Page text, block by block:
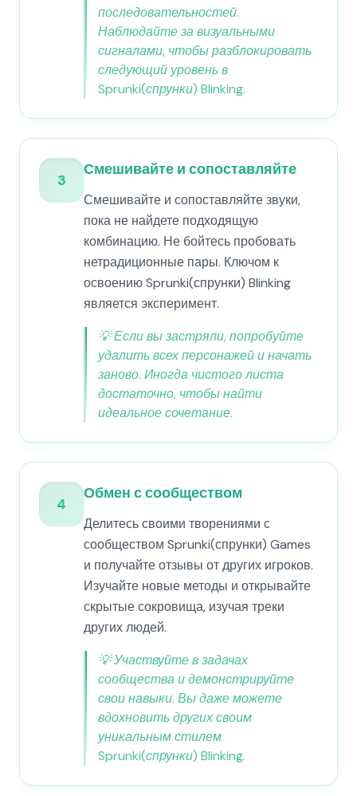
последовательностей.
Наблюдайте за визуальными
сигналами, чтобы разблокировать
следующий уровень в
Sprunki(спрунки) Blinking.
3
Смешивайте и сопоставляйте
Смешивайте и сопоставляйте звуки,
пока не найдете подходящую
комбинацию. Не бойтесь пробовать
нетрадиционные пары. Ключом к
освоению Sprunki(спрунки) Blinking
является эксперимент.
💡Если вы застряли, попробуйте
удалить всех персонажей и начать
заново. Иногда чистого листа
достаточно, чтобы найти
идеальное сочетание.
4
Обмен с сообществом
Делитесь своими творениями с
сообществом Sprunki(спрунки) Games
и получайте отзывы от других игроков.
Изучайте новые методы и открывайте
скрытые сокровища, изучая треки
других людей.
💡Участвуйте в задачах
сообщества и демонстрируйте
свои навыки. Вы даже можете
вдохновить других своим
уникальным стилем
Sprunki(спрунки) Blinking.